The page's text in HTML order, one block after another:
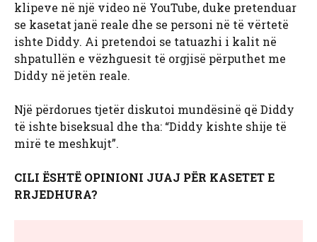
klipeve në një video në YouTube, duke pretenduar
se kasetat janë reale dhe se personi në të vërtetë
ishte Diddy. Ai pretendoi se tatuazhi i kalit në
shpatullën e vëzhguesit të orgjisë përputhet me
Diddy në jetën reale.
Një përdorues tjetër diskutoi mundësinë që Diddy
të ishte biseksual dhe tha: “Diddy kishte shije të
mirë te meshkujt”.
CILI ËSHTË OPINIONI JUAJ PËR KASETET E
RRJEDHURA?